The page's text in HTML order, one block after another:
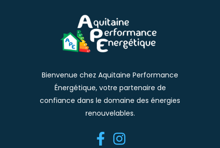
Bienvenue chez Aquitaine Performance
Énergétique, votre partenaire de
confiance dans le domaine des énergies
renouvelables.